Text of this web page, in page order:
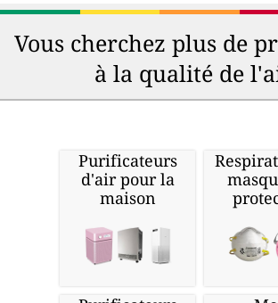
Vous cherchez plus de
à la qualité de
Purificateurs
d'air pour la
maison